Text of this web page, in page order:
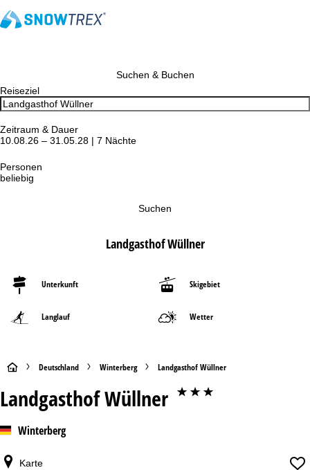
Suchen & Buchen
Reiseziel
Zeitraum & Dauer
10.08.26 – 31.05.28 | 7 Nächte
Personen
beliebig
Suchen
Landgasthof Wüllner
Unterkunft Skigebiet
Langlauf Wetter
S
t
Deutschland Winterberg Landgasthof Wüllner
Landgasthof Wüllner ***
Winterberg
Karte